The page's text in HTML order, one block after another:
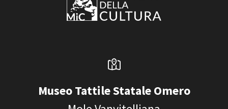
Museo Tattile Statale Omero